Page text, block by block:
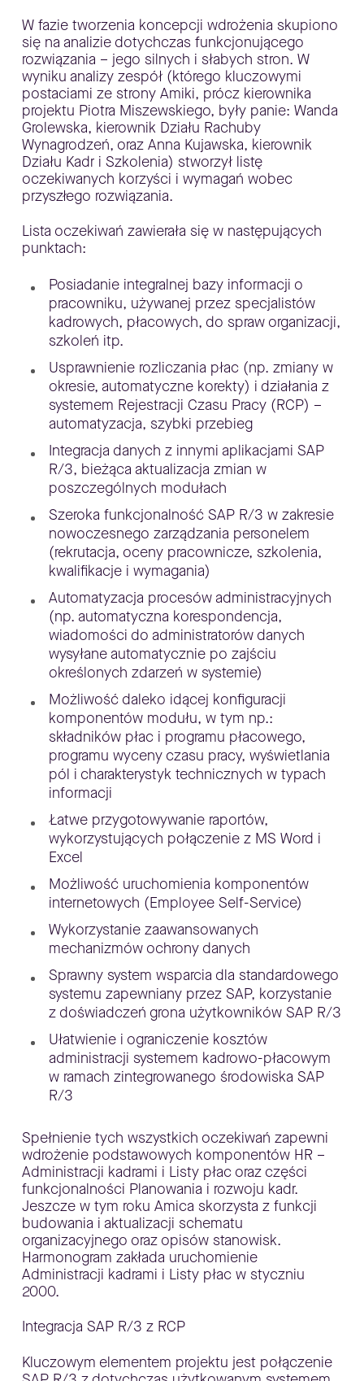
W fazie tworzenia koncepcji wdrożenia skupiono
się na analizie dotychczas funkcjonującego
rozwiązania – jego silnych i słabych stron. W
wyniku analizy zespół (którego kluczowymi
postaciami ze strony Amiki, prócz kierownika
projektu Piotra Miszewskiego, były panie: Wanda
Grolewska, kierownik Działu Rachuby
Wynagrodzeń, oraz Anna Kujawska, kierownik
Działu Kadr i Szkolenia) stworzył listę
oczekiwanych korzyści i wymagań wobec
przyszłego rozwiązania.
Lista oczekiwań zawierała się w następujących
punktach:
Posiadanie integralnej bazy informacji o
pracowniku, używanej przez specjalistów
kadrowych, płacowych, do spraw organizacji,
szkoleń itp.
Usprawnienie rozliczania płac (np. zmiany w
okresie, automatyczne korekty) i działania z
systemem Rejestracji Czasu Pracy (RCP) –
automatyzacja, szybki przebieg
Integracja danych z innymi aplikacjami SAP
R/3, bieżąca aktualizacja zmian w
poszczególnych modułach
Szeroka funkcjonalność SAP R/3 w zakresie
nowoczesnego zarządzania personelem
(rekrutacja, oceny pracownicze, szkolenia,
kwalifikacje i wymagania)
Automatyzacja procesów administracyjnych
(np. automatyczna korespondencja,
wiadomości do administratorów danych
wysyłane automatycznie po zajściu
określonych zdarzeń w systemie)
Możliwość daleko idącej konfiguracji
komponentów modułu, w tym np.:
składników płac i programu płacowego,
programu wyceny czasu pracy, wyświetlania
pól i charakterystyk technicznych w typach
informacji
Łatwe przygotowywanie raportów,
wykorzystujących połączenie z MS Word i
Excel
Możliwość uruchomienia komponentów
internetowych (Employee Self-Service)
Wykorzystanie zaawansowanych
mechanizmów ochrony danych
Sprawny system wsparcia dla standardowego
systemu zapewniany przez SAP, korzystanie
z doświadczeń grona użytkowników SAP R/3
Ułatwienie i ograniczenie kosztów
administracji systemem kadrowo-płacowym
w ramach zintegrowanego środowiska SAP
R/3
Spełnienie tych wszystkich oczekiwań zapewni
wdrożenie podstawowych komponentów HR –
Administracji kadrami i Listy płac oraz części
funkcjonalności Planowania i rozwoju kadr.
Jeszcze w tym roku Amica skorzysta z funkcji
budowania i aktualizacji schematu
organizacyjnego oraz opisów stanowisk.
Harmonogram zakłada uruchomienie
Administracji kadrami i Listy płac w styczniu
2000.
Integracja SAP R/3 z RCP
Kluczowym elementem projektu jest połączenie